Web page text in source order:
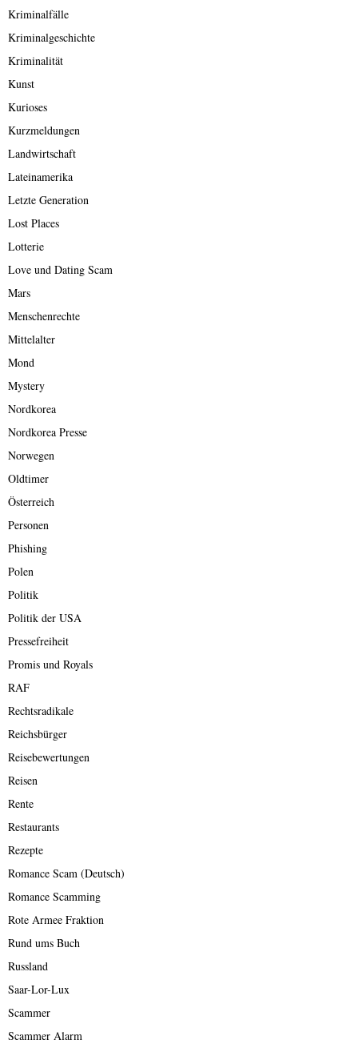
Kriminalfälle
Kriminalgeschichte
Kriminalität
Kunst
Kurioses
Kurzmeldungen
Landwirtschaft
Lateinamerika
Letzte Generation
Lost Places
Lotterie
Love und Dating Scam
Mars
Menschenrechte
Mittelalter
Mond
Mystery
Nordkorea
Nordkorea Presse
Norwegen
Oldtimer
Österreich
Personen
Phishing
Polen
Politik
Politik der USA
Pressefreiheit
Promis und Royals
RAF
Rechtsradikale
Reichsbürger
Reisebewertungen
Reisen
Rente
Restaurants
Rezepte
Romance Scam (Deutsch)
Romance Scamming
Rote Armee Fraktion
Rund ums Buch
Russland
Saar-Lor-Lux
Scammer
Scammer Alarm